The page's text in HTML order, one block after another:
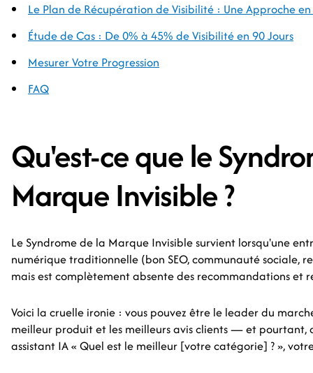
Le Plan de Récupération de Visibilité : Une Approche en
Étude de Cas : De 0% à 45% de Visibilité en 90 Jours
Mesurer Votre Progression
FAQ
Qu'est-ce que le
Marque Invisible ?
Le Syndrome de la Marque Invisible survient lorsqu'une
numérique traditionnelle (bon SEO, communauté sociale,
mais est complètement absente des recommandations et
Voici la cruelle ironie : vous pouvez être le leader du
meilleur produit et les meilleurs avis clients — et pourtant,
assistant IA « Quel est le meilleur [votre catégorie] ? »,